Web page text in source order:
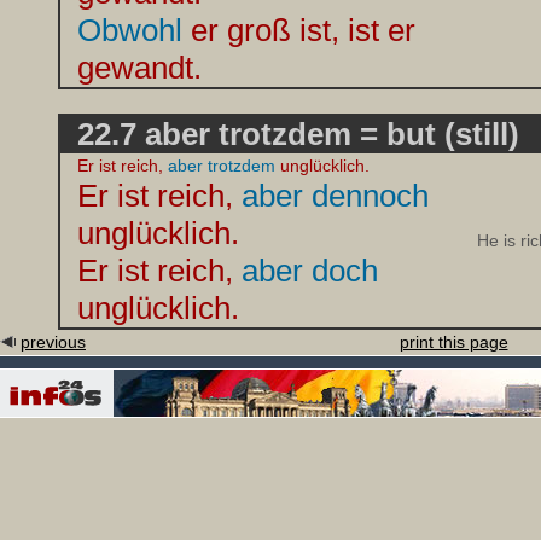
Obwohl er groß ist, ist er
gewandt.
22.7 aber trotzdem = but (still)
Er ist reich, aber trotzdem unglücklich.
He is
Er ist reich, aber dennoch
unglücklich.
Er ist reich, aber doch
unglücklich.
previous print this page